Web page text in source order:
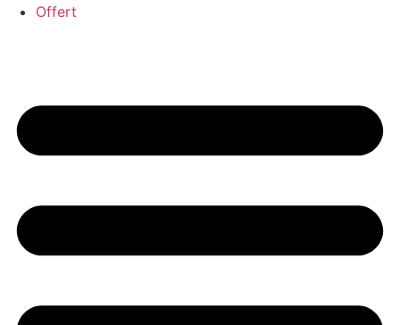
Offert